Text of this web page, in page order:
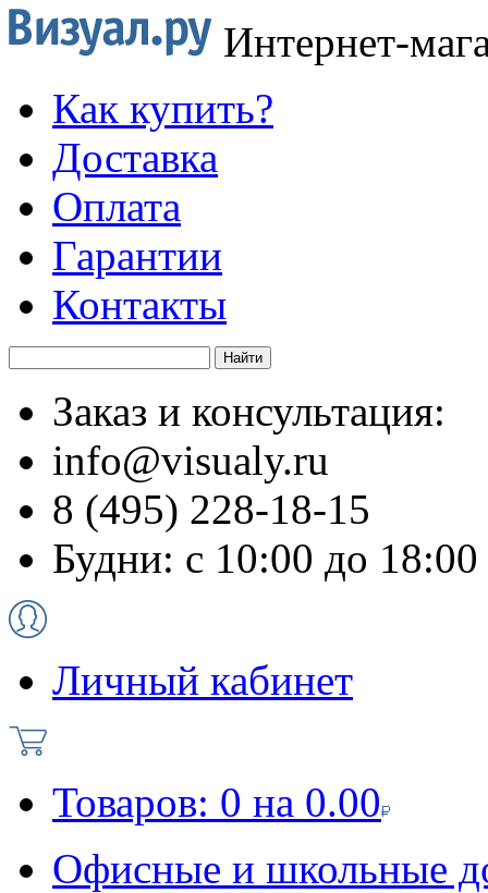
Интернет-
Как купить?
Доставка
Оплата
Гарантии
Контакты
Заказ и консультация:
info@visualy.ru
8 (495) 228-18-15
Будни: с 10:00 до 18:00
Личный кабинет
Товаров: 0 на 0.00
Офисные и школьные